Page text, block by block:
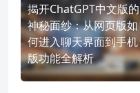
揭开ChatGPT中文版的
神秘面纱：从网页版如
何进入聊天界面到手机
版功能全解析